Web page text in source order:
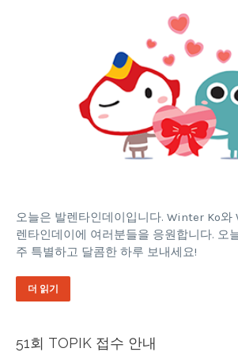
오늘은 발렌타인데이입니다. Winter Ko
렌타인데이에 여러분들을 응원합니다. 오
주 특별하고 달콤한 하루 보내세요!
더 읽기
51회 TOPIK 접수 안내